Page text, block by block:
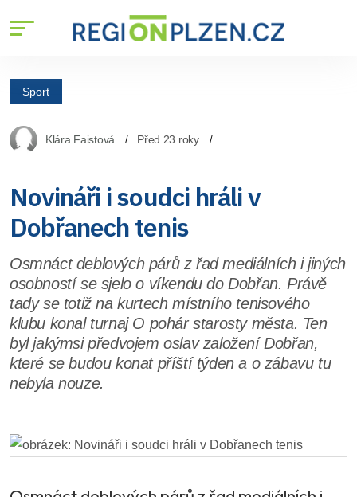
Sport
Klára Faistová Před 23 roky
Novináři i soudci hráli v
Dobřanech tenis
Osmnáct deblových párů z řad mediálních i jiných
osobností se sjelo o víkendu do Dobřan. Právě
tady se totiž na kurtech místního tenisového
klubu konal turnaj O pohár starosty města. Ten
byl jakýmsi předvojem oslav založení Dobřan,
které se budou konat příští týden a o zábavu tu
nebyla nouze.